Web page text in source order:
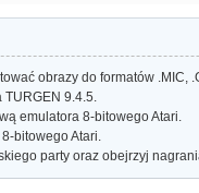
obrazy do formatów .MIC,
9.4.5.
emulatora 8-bitowego Atari.
bitowego Atari.
party oraz obejrzyj